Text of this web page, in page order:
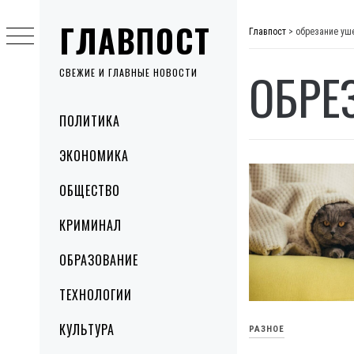
ГЛАВПОСТ
СВЕЖИЕ И ГЛАВНЫЕ НОВОСТИ
MenuПОЛИТИКА
ЭКОНОМИКА
ОБЩЕСТВО
КРИМИНАЛ
ОБРАЗОВАНИЕ
ТЕХНОЛОГИИ
КУЛЬТУРА
to
content
Главпост > обрезание
РАЗНОЕ